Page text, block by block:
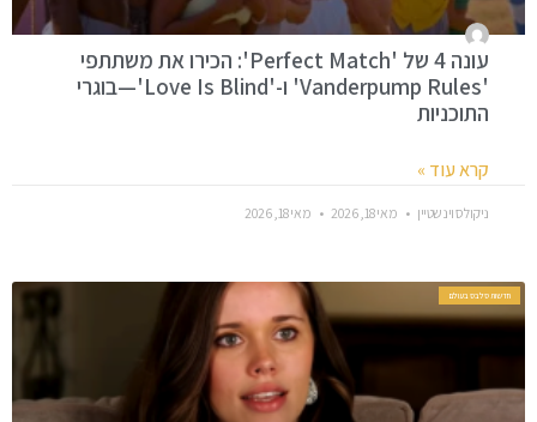
עונה 4 של 'Perfect Match': הכירו את משתתפי
'Vanderpump Rules' ו-'Love Is Blind'—בוגרי
התוכניות
קרא עוד »
ניקולס וינשטיין מאי 18, 2026 מאי 18, 2026
חדשות סלבס בעולם